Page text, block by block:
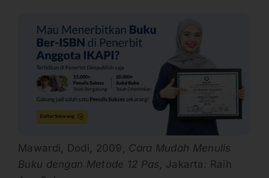
Mawardi, Dodi, 2009, Cara Mudah Menulis
Buku dengan Metode 12 Pas, Jakarta: Raih